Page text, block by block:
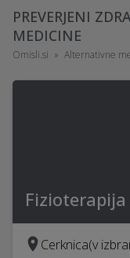
PREVERJENI
MEDICINE
Omisli.si Alternativne
Cerknica(v